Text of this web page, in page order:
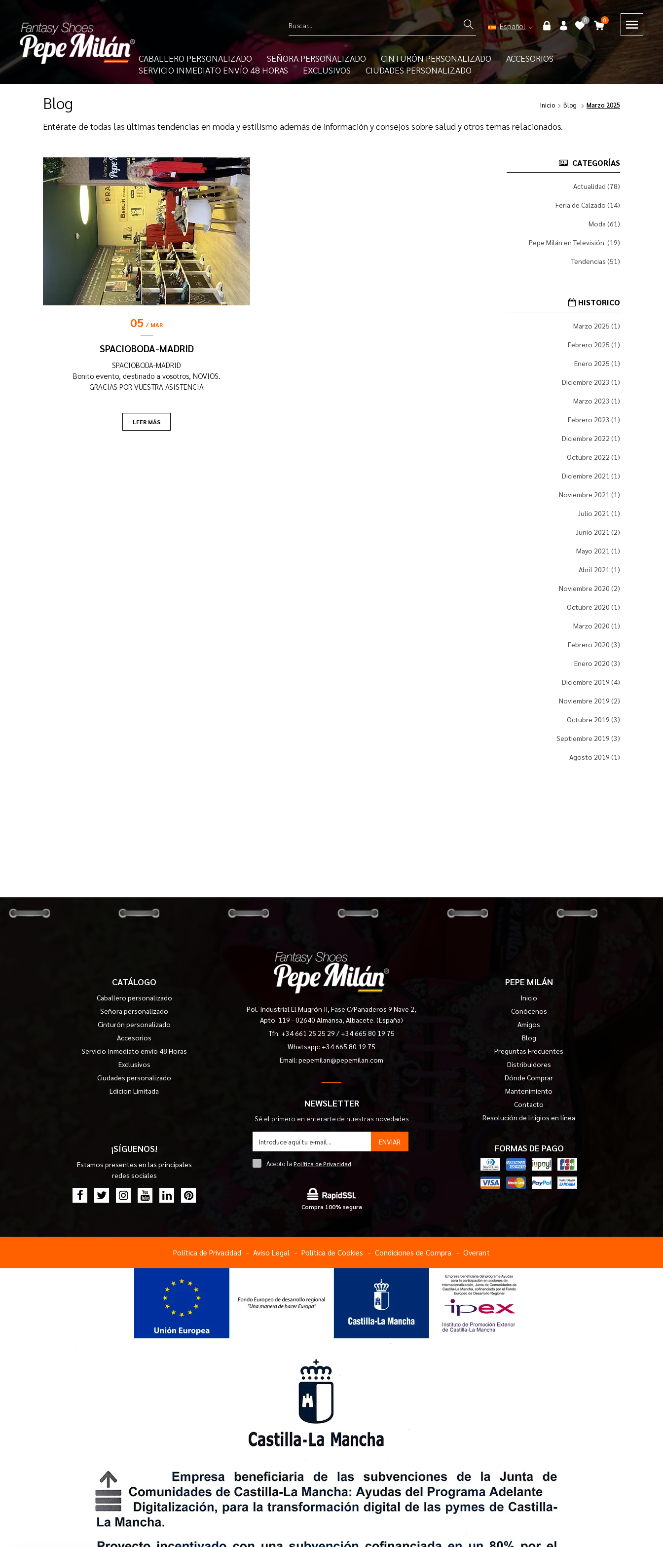
Español
0 0
CABALLERO PERSONALIZADO SEÑORA PERSONALIZADO CINTURÓN PERSONALIZADO
ACCESORIOS
SERVICIO INMEDIATO ENVÍO 48 HORAS
EXCLUSIVOS CIUDADES PERSONALIZADO
Blog Inicio Blog Marzo 2025
Entérate de todas las últimas tendencias en moda y estilismo además de información y consejos sobre salud y otros temas relacionados.
05 MAR
SPACIOBODA-MADRID
SPACIOBODA-MADRID
Bonito evento, destinado a vosotros, NOVIOS.
GRACIAS POR VUESTRA ASISTENCIA
LEER MÁS
CATEGORÍAS
Actualidad (78)
Feria de Calzado (14)
Moda (61)
Pepe Milán en Televisión. (19)
Tendencias (51)
HISTORICO
Marzo 2025 (1)
Febrero 2025 (1)
Enero 2025 (1)
Diciembre 2023 (1)
Marzo 2023 (1)
Febrero 2023 (1)
Diciembre 2022 (1)
Octubre 2022 (1)
Diciembre 2021 (1)
Noviembre 2021 (1)
Julio 2021 (1)
Junio 2021 (2)
Mayo 2021 (1)
Abril 2021 (1)
Noviembre 2020 (2)
Octubre 2020 (1)
Marzo 2020 (1)
Febrero 2020 (3)
Enero 2020 (3)
Diciembre 2019 (4)
Noviembre 2019 (2)
Octubre 2019 (3)
Septiembre 2019 (3)
Agosto 2019 (1)
CATÁLOGO
Caballero personalizado
Señora personalizado
Cinturón personalizado
Accesorios
Servicio Inmediato envío 48 Horas
Exclusivos
Ciudades personalizado
Edicion Limitada
¡SÍGUENOS!
Estamos presentes en las principales
redes sociales
Pol. Industrial El Mugrón II, Fase C/Panaderos 9 Nave 2,
Apto. 119 - 02640 Almansa, Albacete. (España)
Tfn: +34 661 25 25 29 /+34 665 80 19 75
Whatsapp: +34 665 80 19 75
Email: pepemilan@pepemilan.com
NEWSLETTER
Sé el primero en enterarte de nuestras novedades
ENVIAR
Acepto la Política de Privacidad
Compra 100% segura
PEPE MILÁN
Inicio
Conócenos
Amigos
Blog
Preguntas Frecuentes
Distribuidores
Dónde Comprar
Mantenimiento
Contacto
Resolución de litigios en línea
FORMAS DE PAGO
Política de Privacidad Aviso Legal Política de Cookies Condiciones de Compra Overant